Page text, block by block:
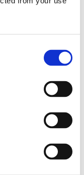
mistrzów.
w Warszawie.